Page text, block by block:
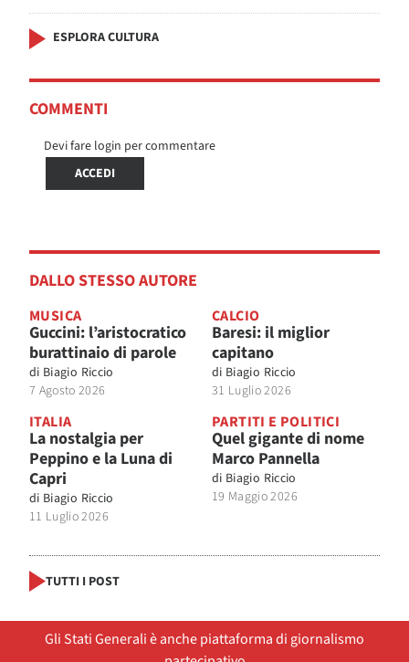
ESPLORA CULTURA
COMMENTI
Devi fare login per commentare
ACCEDI
DALLO STESSO AUTORE
MUSICA
Guccini: l’aristocratico
burattinaio di parole
di Biagio Riccio
7 Agosto 2026
CALCIO
Baresi: il miglior
capitano
di Biagio Riccio
31 Luglio 2026
ITALIA
La nostalgia per
Peppino e la Luna di
Capri
di Biagio Riccio
11 Luglio 2026
PARTITI E POLITICI
Quel gigante di nome
Marco Pannella
di Biagio Riccio
19 Maggio 2026
TUTTI I POST
Gli Stati Generali è anche piattaforma di giornalismo